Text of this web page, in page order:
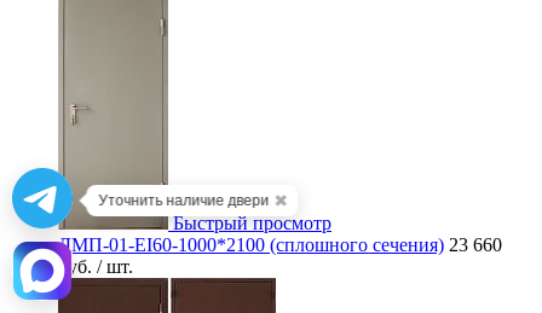
Быстрый просмотр
ДМП-01-EI60-1000*2100 (сплошного сечения) 23 660
руб. / шт.
Уточнить наличие двери ✖